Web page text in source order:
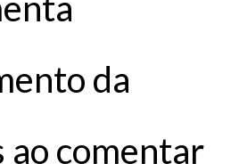
da
ao comentar